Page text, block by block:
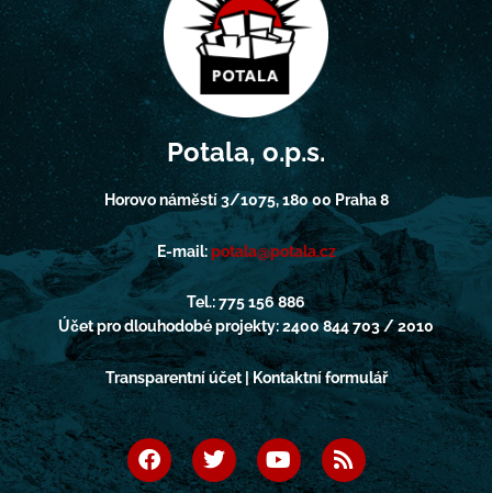
Potala, o.p.s.
Horovo náměstí 3/1075, 180 00 Praha 8
E-mail:potala@potala.cz
Tel.: 775 156 886
Účet pro dlouhodobé projekty: 2400 844 703 / 2010
Transparentní účet | Kontaktní formulář
F
a
T
w
Y
o
R
s